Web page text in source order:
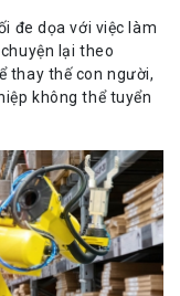
đe dọa với việc làm
lại theo
thay thế con người,
không thể tuyển